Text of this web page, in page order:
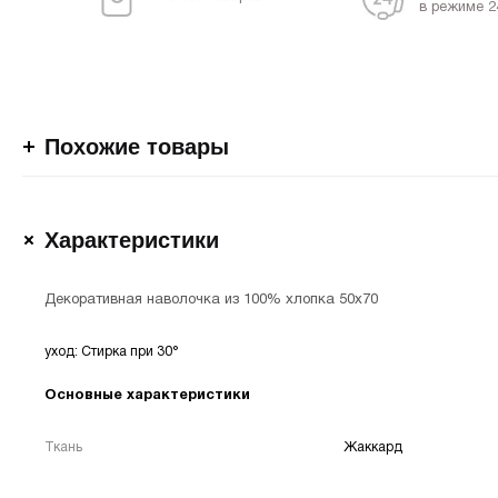
в режиме
Похожие товары
Характеристики
Декоративная наволочка из 100% хлопка 50х70
уход: Стирка при 30°
Основные характеристики
Ткань Жаккард